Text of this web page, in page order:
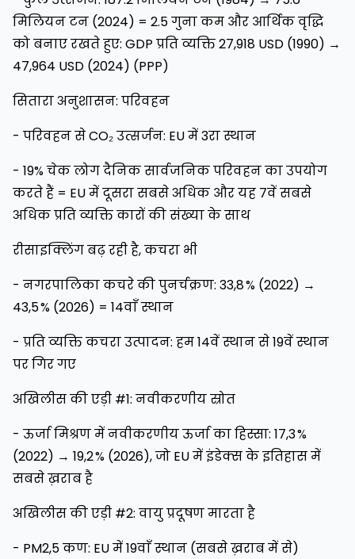
मिलियन टन (2024) = 2.5 गुना कम और आर्थिक वृद्धि
को बनाए रखते हुए: GDP प्रति व्यक्ति 27,918 USD (1990) →
47,964 USD (2024) (PPP)
सितारा अनुशासन: परिवहन
- परिवहन से CO₂ उत्सर्जन: EU में 3रा स्थान
- 19% चेक लोग दैनिक सार्वजनिक परिवहन का उपयोग
करते हैं = EU में दूसरा सबसे अधिक और यह 7वें सबसे
अधिक प्रति व्यक्ति कारों की संख्या के साथ
रीसाइक्लिंग बढ़ रही है, कचरा भी
- नगरपालिका कचरे की पुनर्चक्रण: 33,8 % (2022) →
43,5 % (2026) = 14वाँ स्थान
- प्रति व्यक्ति कचरा उत्पादन: हम 14वें स्थान से 19वें स्थान
पर गिर गए
अखिलीस की एड़ी #1: नवीकरणीय स्रोत
- ऊर्जा मिश्रण में नवीकरणीय ऊर्जा का हिस्सा: 17,3 %
(2022) → 19,2 % (2026), जो EU में इंडेक्स के इतिहास में
सबसे ख़राब है
अखिलीस की एड़ी #2: वायु प्रदूषण मारता है
- PM2,5 कण: EU में 19वाँ स्थान (सबसे ख़राब में से)